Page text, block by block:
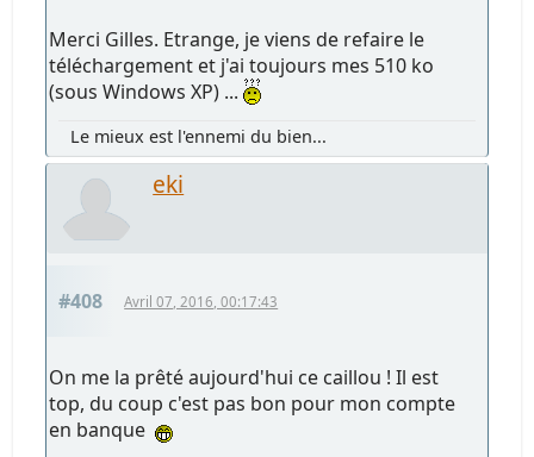
Merci Gilles. Etrange, je viens de refaire le
téléchargement et j'ai toujours mes 510 ko
(sous Windows XP) ...
Le mieux est l'ennemi du bien...
eki
#408 Avril 07, 2016, 00:17:43
On me la prêté aujourd'hui ce caillou ! Il est
top, du coup c'est pas bon pour mon compte
en banque